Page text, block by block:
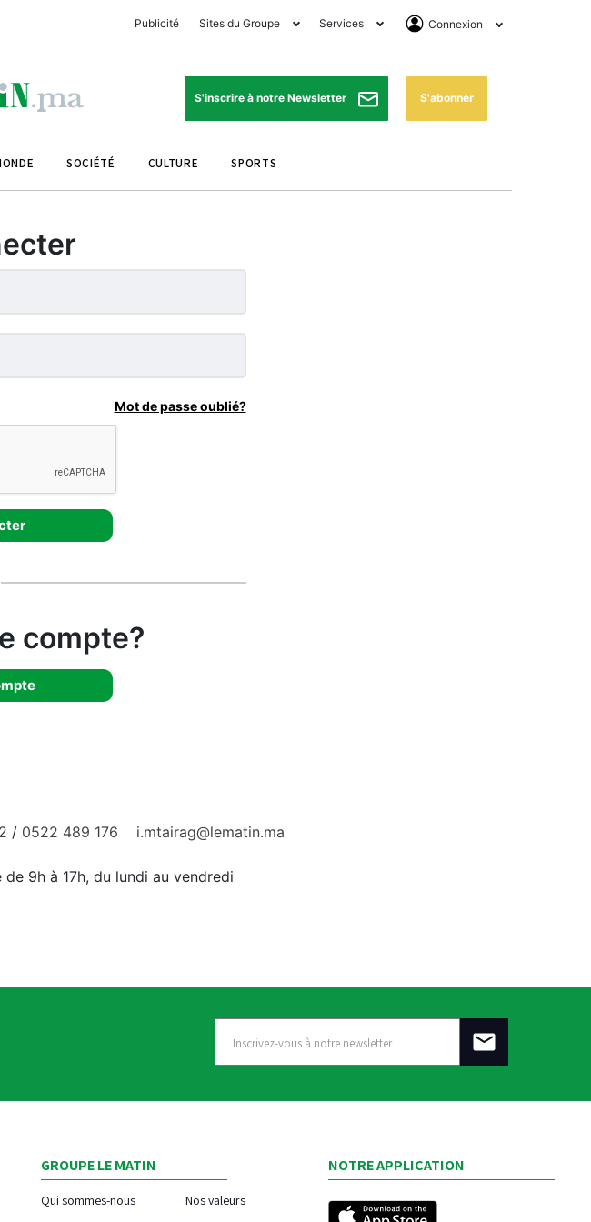
Publicité Sites du Groupe
Club Avantages
Le Matin Sports
Le Matin Store
Services
Horaires de prières
Pharmacies de garde
Programme TV
Connexion
Se Connecter
Abonnement
S'inscrire à notre Newsletter S'abonner
SOCIÉTÉ CULTURE SPORTS
Mot de passe oublié?
compte?
/ 0522 489 176 i.mtairag@lematin.ma
9h à 17h, du lundi au vendredi
GROUPE LE MATIN
Qui sommes-nous Nos valeurs
NOTRE APPLICATION